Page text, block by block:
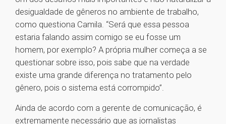
desigualdade de gêneros no ambiente de trabalho,
como questiona Camila. “Será que essa pessoa
estaria falando assim comigo se eu fosse um
homem, por exemplo? A própria mulher começa a se
questionar sobre isso, pois sabe que na verdade
existe uma grande diferença no tratamento pelo
gênero, pois o sistema está corrompido”.
Ainda de acordo com a gerente de comunicação, é
extremamente necessário que as jornalistas